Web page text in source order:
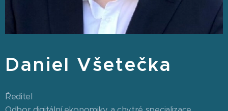
Daniel Všetečka
Ředitel